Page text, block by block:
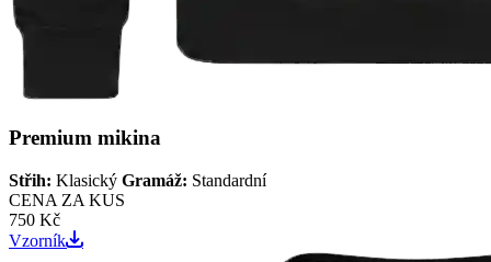
Premium mikina
Střih: Klasický Gramáž: Standardní
CENA ZA KUS
750 Kč
Vzorník